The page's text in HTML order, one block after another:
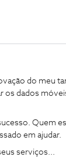
do meu
os dados
Quem
em ajudar.
serviços...